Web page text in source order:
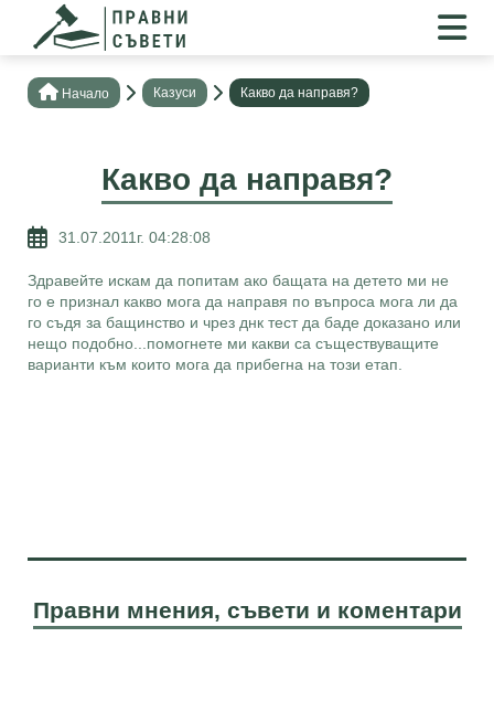
Нaчало Казуси Какво да направя?
Какво да направя?
31.07.2011г. 04:28:08
Здравейте искам да попитам ако бащата на детето ми не
го е признал какво мога да направя по въпроса мога ли да
го съдя за бащинство и чрез днк тест да баде доказано или
нещо подобно...помогнете ми какви са съществуващите
варианти към които мога да прибегна на този етап.
Правни мнения, съвети и коментари